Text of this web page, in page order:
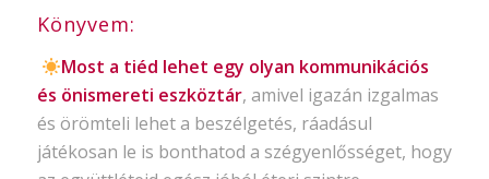
Könyvem:
Most a tiéd lehet egy olyan kommunikációs
és önismereti eszköztár, amivel igazán izgalmas
és örömteli lehet a beszélgetés, ráadásul
játékosan le is bonthatod a szégyenlősséget, hogy